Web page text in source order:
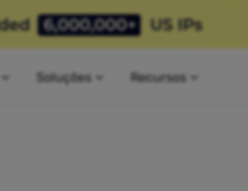
Soluções Recursos